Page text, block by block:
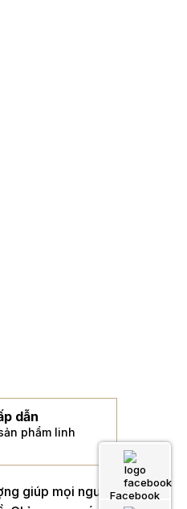
dẫn
phẩm linh
giúp mọi ngườiFacebook